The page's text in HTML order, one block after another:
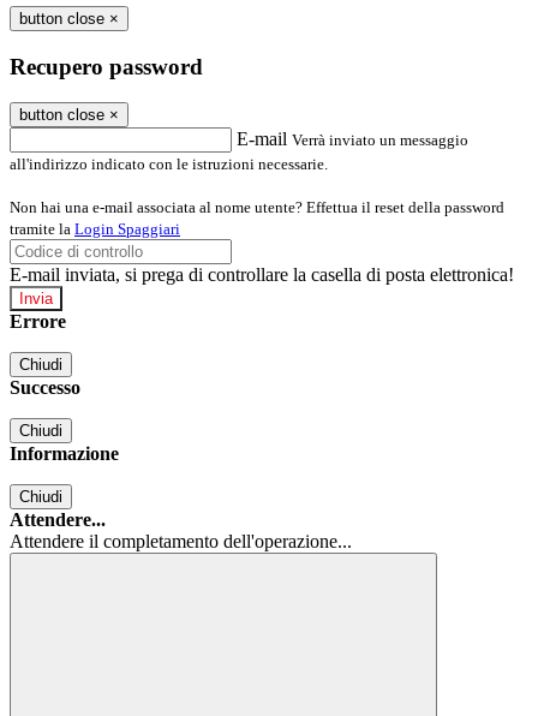
button close ×
Recupero password
button close ×
E-mail Verrà inviato un messaggio
all'indirizzo indicato con le istruzioni necessarie.
Non hai una e-mail associata al nome utente? Effettua il reset della password
tramite la Login Spaggiari
E-mail inviata, si prega di controllare la casella di posta elettronica!
Errore
Chiudi
Successo
Chiudi
Informazione
Chiudi
Attendere...
Attendere il completamento dell'operazione...